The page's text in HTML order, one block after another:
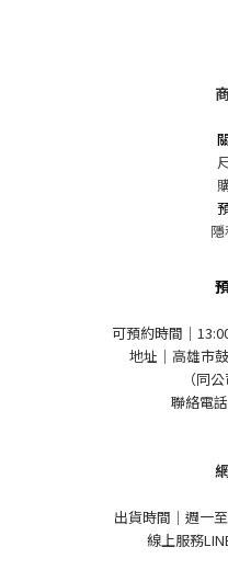
可預約時間｜
地址｜高雄市
（同
聯絡電
出貨時間｜週一
線上服務